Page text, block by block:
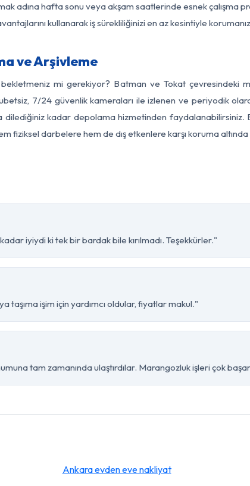
adına hafta sonu veya akşam saatlerinde esnek çalışma
kullanarak iş sürekliliğinizi en az kesintiyle
ve Arşivleme
bekletmeniz mi gerekiyor? Batman ve Tokat çevresindeki
7/24 güvenlik kameraları ile izlenen ve periyodik
dilediğiniz kadar depolama hizmetinden faydalanabilirsiniz.
fiziksel darbelere hem de dış etkenlere karşı koruma altında
iyiydi ki tek bir bardak bile kırılmadı. Teşekkürler."
taşıma işim için yardımcı oldular, fiyatlar makul."
tam zamanında ulaştırdılar. Marangozluk işleri çok
Ankara evden eve nakliyat